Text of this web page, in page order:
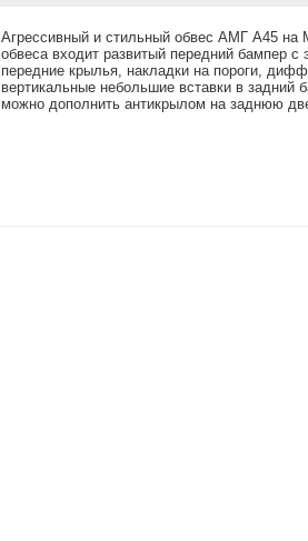
Агрессивный и стильный обвес АМГ А45 на
обвеса входит развитый передний бампер
передние крылья, накладки на пороги,
вертикальные небольшие вставки в
можно дополнить антикрылом на заднюю